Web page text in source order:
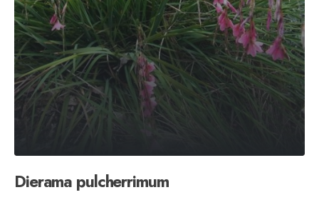
Dierama pulcherrimum